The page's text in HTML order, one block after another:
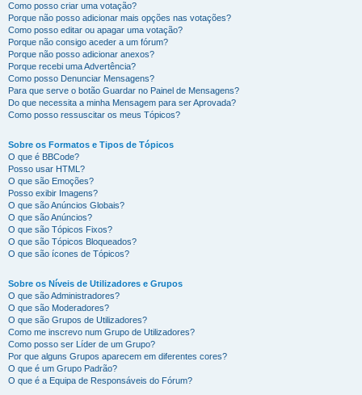
Como posso criar uma votação?
Porque não posso adicionar mais opções nas votações?
Como posso editar ou apagar uma votação?
Porque não consigo aceder a um fórum?
Porque não posso adicionar anexos?
Porque recebi uma Advertência?
Como posso Denunciar Mensagens?
Para que serve o botão Guardar no Painel de Mensagens?
Do que necessita a minha Mensagem para ser Aprovada?
Como posso ressuscitar os meus Tópicos?
Sobre os Formatos e Tipos de Tópicos
O que é BBCode?
Posso usar HTML?
O que são Emoções?
Posso exibir Imagens?
O que são Anúncios Globais?
O que são Anúncios?
O que são Tópicos Fixos?
O que são Tópicos Bloqueados?
O que são ícones de Tópicos?
Sobre os Níveis de Utilizadores e Grupos
O que são Administradores?
O que são Moderadores?
O que são Grupos de Utilizadores?
Como me inscrevo num Grupo de Utilizadores?
Como posso ser Líder de um Grupo?
Por que alguns Grupos aparecem em diferentes cores?
O que é um Grupo Padrão?
O que é a Equipa de Responsáveis do Fórum?